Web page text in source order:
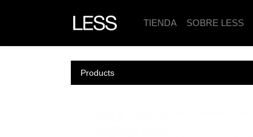
TIENDA SOBRE LESS
Products